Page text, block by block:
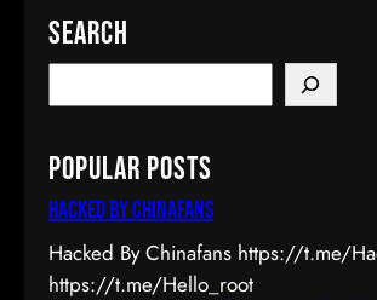
Search
e
r
c
Popular Posts
Hacked by Chinafans
Hacked By Chinafans https://t.me/
https://t.me/Hello_root